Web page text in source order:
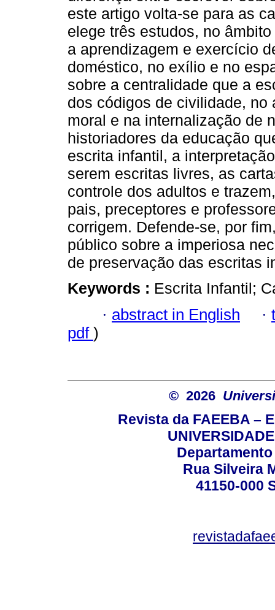
este artigo volta-se para as
elege três estudos, no
a aprendizagem e exercício
doméstico, no exílio e no
sobre a centralidade que a
dos códigos de civilidade, no
moral e na internalização de
historiadores da educação
escrita infantil, a
serem escritas livres, as
controle dos adultos e
pais, preceptores e
corrigem. Defende-se, por
público sobre a imperiosa
de preservação das escritas
Keywords : Escrita Infantil;
· abstract in English ·
pdf )
© 2026
Revista da FAEEBA –
Rua Silveira
41150-000